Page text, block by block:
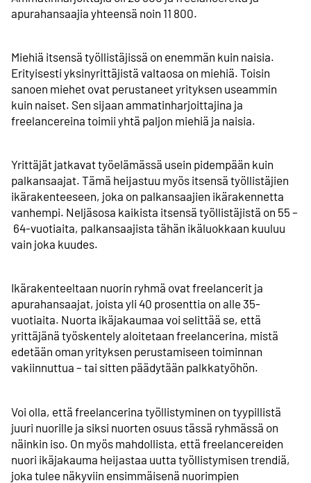
apurahansaajia yhteensä noin 11 800.
Miehiä itsensä työllistäjissä on enemmän kuin naisia.
Erityisesti yksinyrittäjistä valtaosa on miehiä. Toisin
sanoen miehet ovat perustaneet yrityksen useammin
kuin naiset. Sen sijaan ammatin­­harjoittajina ja
freelancereina toimii yhtä paljon miehiä ja naisia.
Yrittäjät jatkavat työelämässä usein pidempään kuin
palkansaajat. Tämä heijastuu myös itsensä työllistäjien
ikärakenteeseen, joka on palkansaajien ikärakennetta
vanhempi. Neljäsosa kaikista itsensä työllistäjistä on 55 –
64-vuotiaita, palkansaajista tähän ikäluokkaan kuuluu
vain joka kuudes.
Ikärakenteeltaan nuorin ryhmä ovat freelancerit ja
apurahansaajat, joista yli 40 prosenttia on alle 35-
vuotiaita. Nuorta ikäjakaumaa voi selittää se, että
yrittäjänä työskentely aloitetaan freelancerina, mistä
edetään oman yrityksen perustamiseen toiminnan
vakiinnuttua – tai sitten päädytään palkkatyöhön.
Voi olla, että freelancerina työllistyminen on tyypillistä
juuri nuorille ja siksi nuorten osuus tässä ryhmässä on
näinkin iso. On myös mahdollista, että freelancereiden
nuori ikäjakauma heijastaa uutta työllistymisen trendiä,
joka tulee näkyviin ensimmäisenä nuorimpien